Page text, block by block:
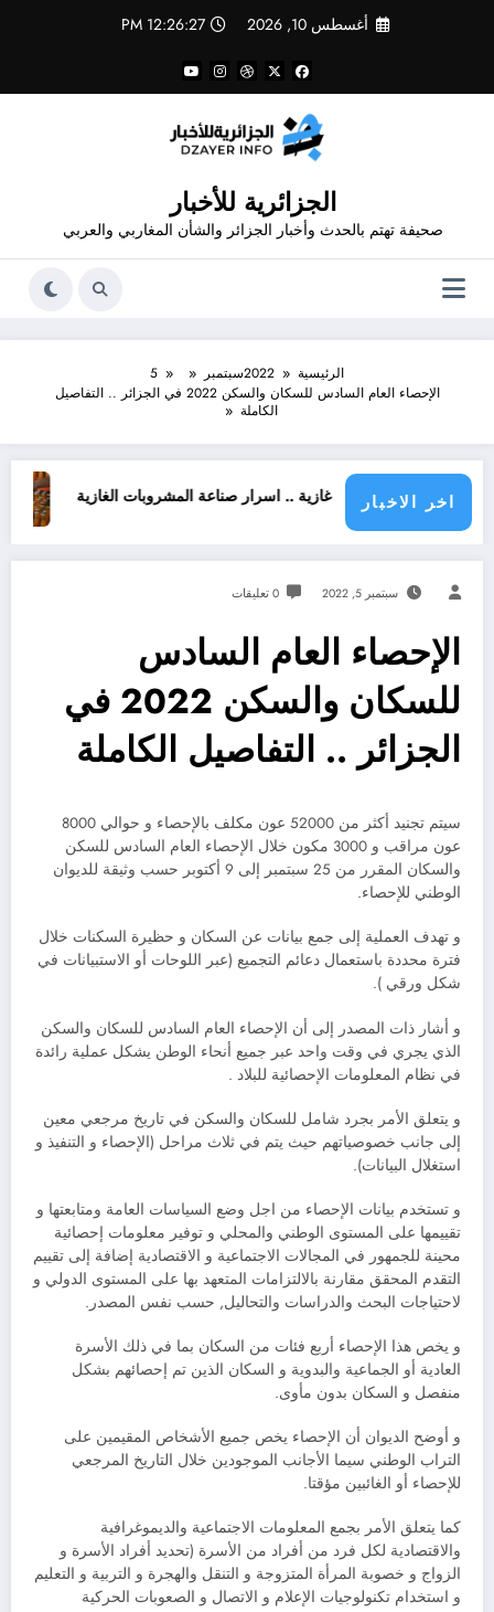
أغسطس 10, 2026 12:26:27 PM
الجزائرية للأخبار
صحيفة تهتم بالحدث وأخبار الجزائر والشأن المغاربي والعربي
الرئيسية 2022سبتمبر
5
الإحصاء العام السادس للسكان والسكن 2022 في الجزائر .. التفاصيل
الكاملة
اخر الاخبار
مشروبات غازية .. اسرار صناعة المشروبات الغازية قانون المشروبات و
سبتمبر 5, 2022 0 تعليقات
الإحصاء العام السادس
للسكان والسكن 2022 في
الجزائر .. التفاصيل الكاملة
سيتم تجنيد أكثر من 52000 عون مكلف بالإحصاء و حوالي 8000
عون مراقب و 3000 مكون خلال الإحصاء العام السادس للسكن
والسكان المقرر من 25 سبتمبر إلى 9 أكتوبر حسب وثيقة للديوان
الوطني للإحصاء.
و تهدف العملية إلى جمع بيانات عن السكان و حظيرة السكنات خلال
فترة محددة باستعمال دعائم التجميع (عبر اللوحات أو الاستبيانات في
شكل ورقي ).
و أشار ذات المصدر إلى أن الإحصاء العام السادس للسكان والسكن
الذي يجري في وقت واحد عبر جميع أنحاء الوطن يشكل عملية رائدة
في نظام المعلومات الإحصائية للبلاد .
و يتعلق الأمر بجرد شامل للسكان والسكن في تاريخ مرجعي معين
إلى جانب خصوصياتهم حيث يتم في ثلاث مراحل (الإحصاء و التنفيذ و
استغلال البيانات).
و تستخدم بيانات الإحصاء من اجل وضع السياسات العامة ومتابعتها و
تقييمها على المستوى الوطني والمحلي و توفير معلومات إحصائية
محينة للجمهور في المجالات الاجتماعية و الاقتصادية إضافة إلى تقييم
التقدم المحقق مقارنة بالالتزامات المتعهد بها على المستوى الدولي و
لاحتياجات البحث والدراسات والتحاليل, حسب نفس المصدر.
و يخص هذا الإحصاء أربع فئات من السكان بما في ذلك الأسرة
العادية أو الجماعية والبدوية و السكان الذين تم إحصائهم بشكل
منفصل و السكان بدون مأوى.
و أوضح الديوان أن الإحصاء يخص جميع الأشخاص المقيمين على
التراب الوطني سيما الأجانب الموجودين خلال التاريخ المرجعي
للإحصاء أو الغائبين مؤقتا.
كما يتعلق الأمر بجمع المعلومات الاجتماعية والديموغرافية
والاقتصادية لكل فرد من أفراد من الأسرة (تحديد أفراد الأسرة و
الزواج و خصوبة المرأة المتزوجة و التنقل والهجرة و التربية و التعليم
و استخدام تكنولوجيات الإعلام و الاتصال و الصعوبات الحركية